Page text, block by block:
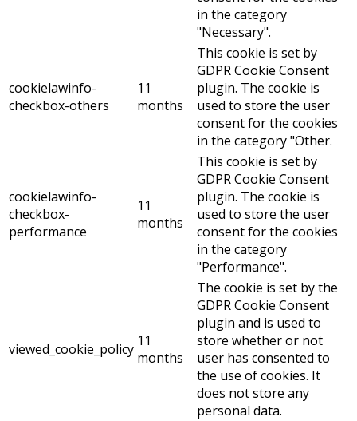
in the category
"Necessary".
cookielawinfo-
checkbox-others
11
months
This cookie is set by
GDPR Cookie Consent
plugin. The cookie is
used to store the user
consent for the cookies
in the category "Other.
cookielawinfo-
checkbox-
performance
11
months
This cookie is set by
GDPR Cookie Consent
plugin. The cookie is
used to store the user
consent for the cookies
in the category
"Performance".
viewed_cookie_policy 11
months
The cookie is set by the
GDPR Cookie Consent
plugin and is used to
store whether or not
user has consented to
the use of cookies. It
does not store any
personal data.